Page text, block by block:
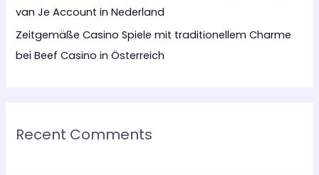
van Je Account in Nederland
Zeitgemäße Casino Spiele mit traditionellem Charme
bei Beef Casino in Österreich
Recent Comments